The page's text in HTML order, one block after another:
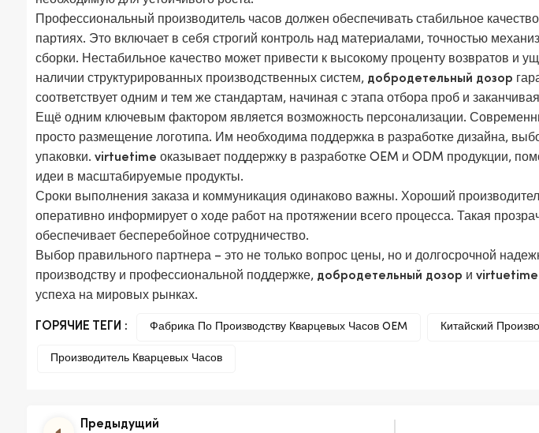
Профессиональный производитель часов должен обеспечивать стабильное
партиях. Это включает в себя строгий контроль над материалами, точностью
сборки. Нестабильное качество может привести к высокому проценту возвратов и
наличии структурированных производственных систем, добродетельный дозор
соответствует одним и тем же стандартам, начиная с этапа отбора проб и
Ещё одним ключевым фактором является возможность персонализации.
просто размещение логотипа. Им необходима поддержка в разработке дизайна,
упаковки.virtuetime оказывает поддержку в разработке OEM и ODM продукции,
идеи в масштабируемые продукты.
Сроки выполнения заказа и коммуникация одинаково важны. Хороший
оперативно информирует о ходе работ на протяжении всего процесса. Такая
обеспечивает бесперебойное сотрудничество.
Выбор правильного партнера – это не только вопрос цены, но и долгосрочной
производству и профессиональной поддержке, добродетельный дозор иvirtuetime
успеха на мировых рынках.
ГОРЯЧИЕ ТЕГИ : Фабрика По Производству Кварцевых Часов OEM Китайский
Производитель Кварцевых Часов
Предыдущий